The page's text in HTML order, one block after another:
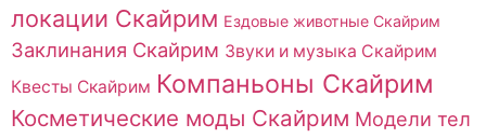
локации Скайрим Ездовые животные Скайрим
Заклинания Скайрим Звуки и музыка Скайрим
Квесты Скайрим Компаньоны Скайрим
Косметические моды Скайрим Модели тел